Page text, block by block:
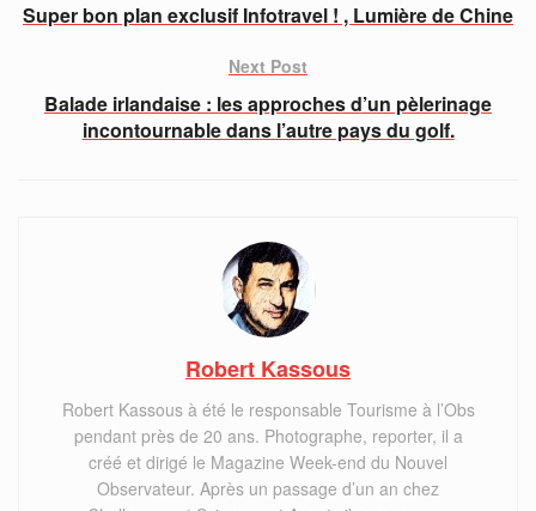
Super bon plan exclusif Infotravel ! , Lumière de Chine
Next Post
Balade irlandaise : les approches d’un pèlerinage
incontournable dans l’autre pays du golf.
Robert Kassous
Robert Kassous à été le responsable Tourisme à l’Obs
pendant près de 20 ans. Photographe, reporter, il a
créé et dirigé le Magazine Week-end du Nouvel
Observateur. Après un passage d’un an chez